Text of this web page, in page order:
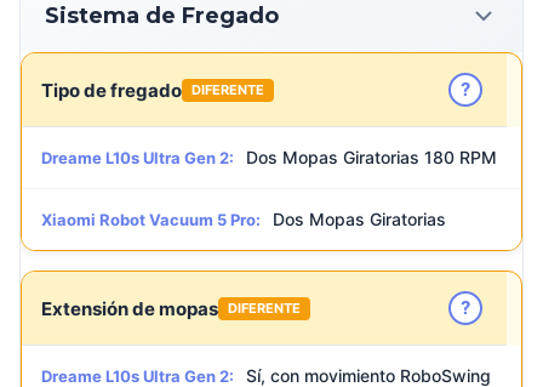
Sistema de Fregado
Tipo de fregado DIFERENTE ?
Dreame L10s Ultra Gen 2: Dos Mopas Giratorias 180 RPM
Xiaomi Robot Vacuum 5 Pro: Dos Mopas Giratorias
Extensión de mopas DIFERENTE ?
Dreame L10s Ultra Gen 2: Sí, con movimiento RoboSwing